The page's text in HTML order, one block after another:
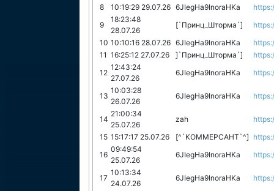
8
10:19:29 29.07.26 6JIegHa9InoraHKa
9
18:23:48
28.07.26
[`Принц_Шторма`]
10 10:10:16 28.07.26 6JIegHa9InoraHKa
11 16:25:12 27.07.26 ]`Принц_Шторма`]
12
12:43:24
27.07.26
6JIegHa9InoraHKa
13
10:03:28
26.07.26
6JIegHa9InoraHKa
14
21:00:34
25.07.26
zah
15 15:17:17 25.07.26 [^`KOMMEPCAHT`^]
16
09:49:54
25.07.26
6JIegHa9InoraHKa
17
10:13:34
24.07.26
6JIegHa9InoraHKa